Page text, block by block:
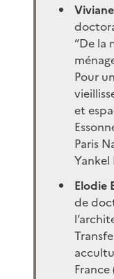
“De la
Pour
et
Paris
Yankel
Elodie
de
France